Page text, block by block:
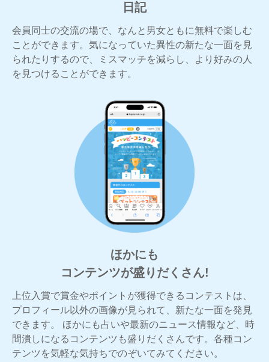
日記
会員同士の交流の場で、なんと男女ともに無料で楽しむ
ことができます。気になっていた異性の新たな一面を見
られたりするので、ミスマッチを減らし、より好みの人
を見つけることができます。
ほかにも
コンテンツが盛りだくさん!
上位入賞で賞金やポイントが獲得できるコンテストは、
プロフィール以外の画像が見られて、新たな一面を発見
できます。 ほかにも占いや最新のニュース情報など、時
間潰しになるコンテンツも盛りだくさんです。各種コン
テンツを気軽な気持ちでのぞいてみてください。